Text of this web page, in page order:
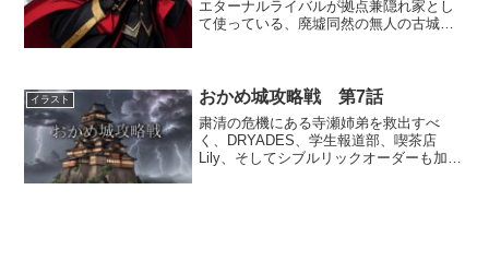
エターナルライバルが拠点兼隠れ家とし
て使っている、廃墟同然の無人の古城で
アンタか…」津雲露華は、...
イラスト おかめ城攻略戦 第7話
粛清の危機にある寺瀬姉弟を救出すべ
く、DRYADES、学生報道部、喫茶店
Lily、そしてシブルリックオーダーも加え